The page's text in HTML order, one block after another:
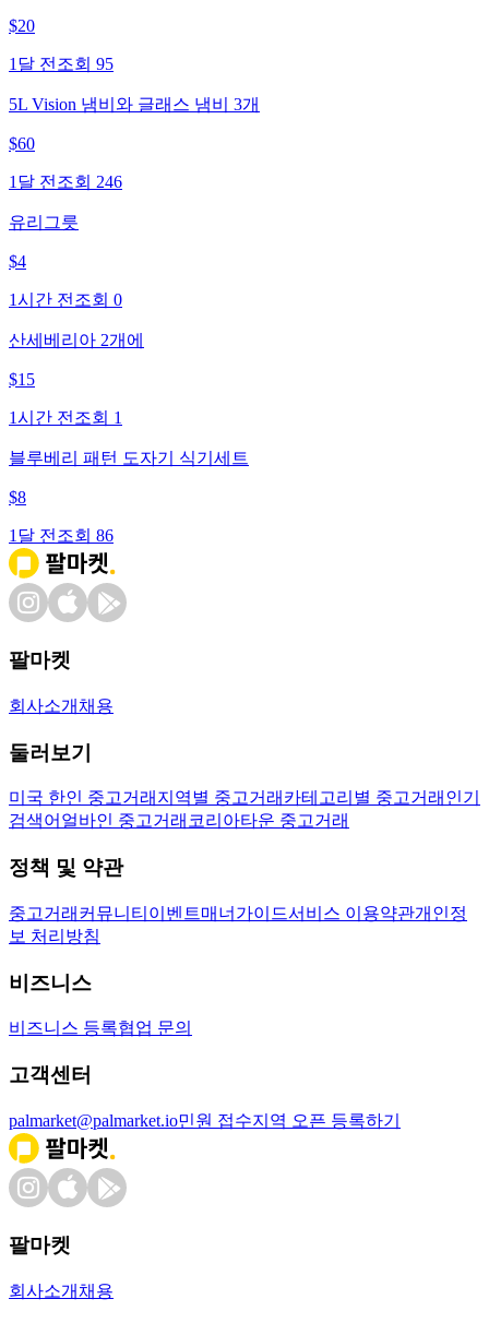
$20
1달 전 조회 95
5L Vision 냄비와 글래스 냄비 3개
$60
1달 전 조회 246
유리그릇
$4
1시간 전 조회 0
산세베리아 2개에
$15
1시간 전 조회 1
블루베리 패턴 도자기 식기세트
$8
1달 전 조회 86
팔마켓
회사소개 채용
둘러보기
미국 한인 중고거래 지역별 중고거래 카테고리별 중고거래 인기
검색어 얼바인 중고거래 코리아타운 중고거래
정책 및 약관
중고거래 커뮤니티 이벤트매너가이드서비스 이용약관개인정
보 처리방침
비즈니스
비즈니스 등록협업 문의
고객센터
palmarket@palmarket.io민원 접수지역 오픈 등록하기
팔마켓
회사소개 채용